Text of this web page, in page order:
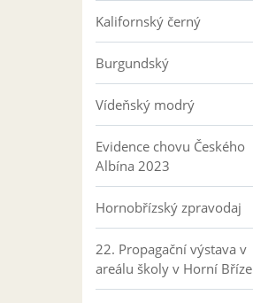
Kalifornský černý
Burgundský
Vídeňský modrý
Evidence chovu Českého
Albína 2023
Hornobřízský zpravodaj
22. Propagační výstava v
areálu školy v Horní Bříze